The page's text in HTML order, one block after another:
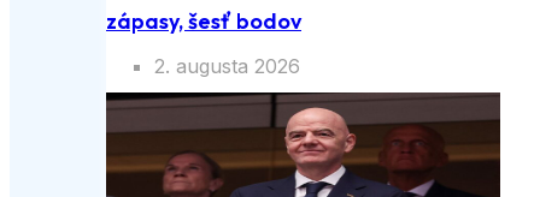
zápasy, šesť bodov
2. augusta 2026